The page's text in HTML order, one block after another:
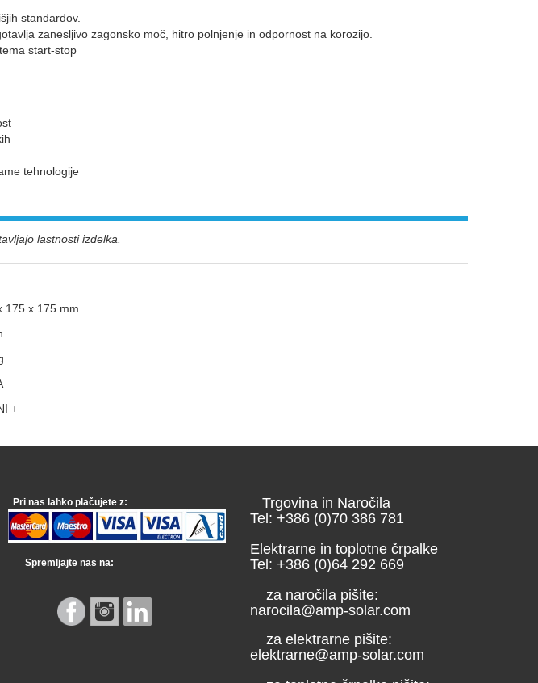
standardov.
zanesljivo zagonsko moč, hitro polnjenje in odpornost na korozijo.
start-stop
tehnologije
lastnosti izdelka.
175 x 175 mm
+
Pri nas lahko plačujete z:
Spremljajte nas na:
Trgovina in Naročila
Tel: +386 (0)70 386 781
Elektrarne in toplotne črpalke
Tel: +386 (0)64 292 669
za naročila pišite:
narocila@amp-solar.com
za elektrarne pišite:
elektrarne@amp-solar.com